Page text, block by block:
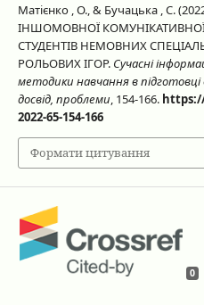
Матієнко , О., & Бучацька , С.
ІНШОМОВНОЇ
СТУДЕНТІВ НЕМОВНИХ
РОЛЬОВИХ ІГОР. Сучасні
методики навчання в підготовці
досвід, проблеми, 154-166. https://
2022-65-154-166
Формати цитування
0